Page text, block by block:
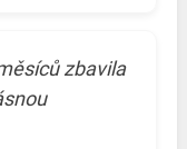
zbavila